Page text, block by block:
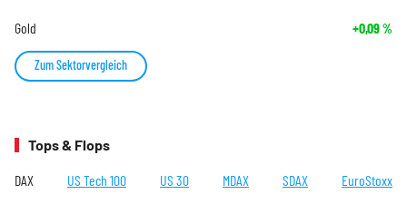
Gold +0,09%
Zum Sektorvergleich
Tops & Flops
DAX US Tech 100 US 30 MDAX SDAX EuroStoxx